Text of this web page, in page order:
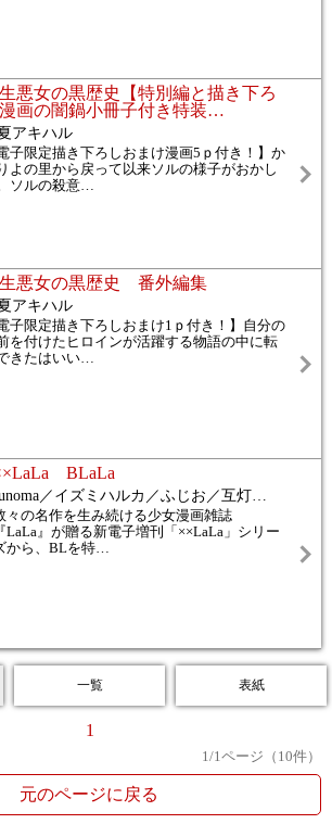
悪女の黒歴史【特別編と描き下ろ
画の闇鍋小冊子付き特装…
アキハル
電子限定描き下ろしおまけ漫画5ｐ付き！】か
よの里から戻って以来ソルの様子がおかし
ソルの殺意…
悪女の黒歴史 番外編集
アキハル
電子限定描き下ろしおまけ1ｐ付き！】自分の
を付けたヒロインが活躍する物語の中に転
きたはいい…
BLaLa
／イズミハルカ／ふじお／互灯…
々の名作を生み続ける少女漫画雑誌
『LaLa』が贈る新電子増刊「××LaLa」シリー
から、BLを特…
一覧 表紙
1
1/1ページ（ 10件）
元のページに戻る